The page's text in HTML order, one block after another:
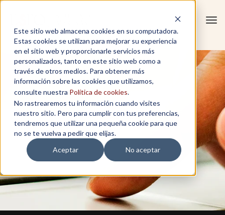
Este sitio web almacena cookies en su computadora.
Estas cookies se utilizan para mejorar su experiencia
en el sitio web y proporcionarle servicios más
personalizados, tanto en este sitio web como a
través de otros medios. Para obtener más
información sobre las cookies que utilizamos,
consulte nuestra Política de cookies.
No rastrearemos tu información cuando visites
nuestro sitio. Pero para cumplir con tus preferencias,
tendremos que utilizar una pequeña cookie para que
no se te vuelva a pedir que elijas.
Aceptar
No aceptar
PROFESORES